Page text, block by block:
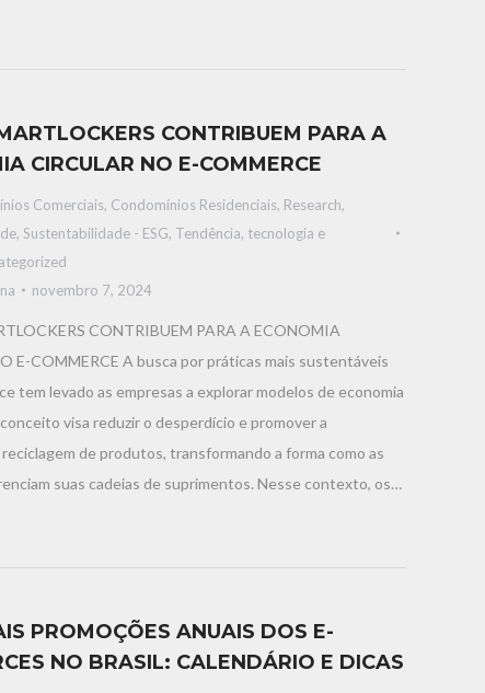
CONTRIBUEM PARA A
CIRCULAR NO E-COMMERCE
Comerciais, Condomínios Residenciais, Research,
,Sustentabilidade - ESG, Tendência, tecnologia e
novembro 7, 2024
CONTRIBUEM PARA A ECONOMIA
E-COMMERCE A busca por práticas mais sustentáveis
tem levado as empresas a explorar modelos de economia
visa reduzir o desperdício e promover a
de produtos, transformando a forma como as
suas cadeias de suprimentos. Nesse contexto, os…
PROMOÇÕES ANUAIS DOS E-
NO BRASIL: CALENDÁRIO E DICAS